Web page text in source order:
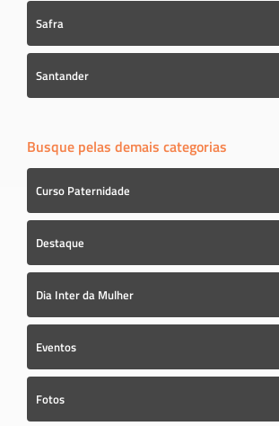
Safra
Santander
Busque pelas demais categorias
Curso Paternidade
Destaque
Dia Inter da Mulher
Eventos
Fotos